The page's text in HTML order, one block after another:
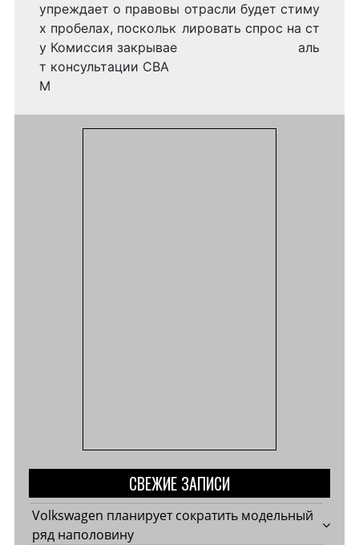
а
ц
и
я
п
о
упреждает о правовы
х пробелах, поскольк
у Комиссия закрывае
т консультации CBA
M
отрасли будет стиму
лировать спрос на ст
аль
СВЕЖИЕ ЗАПИСИ
Volkswagen планирует сократить модельный
ряд наполовину